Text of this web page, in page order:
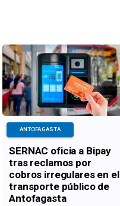
SERNAC oficia a Bipay
tras reclamos por
cobros irregulares en el
transporte público de
Antofagasta
ANTOFAGASTA